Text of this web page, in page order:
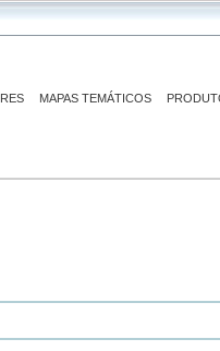
MAPAS TEMÁTICOS